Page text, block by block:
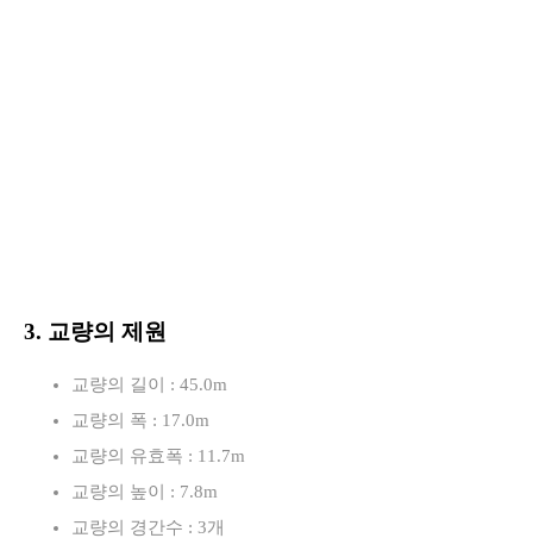
3. 교량의 제원
교량의 길이 : 45.0m
교량의 폭 : 17.0m
교량의 유효폭 : 11.7m
교량의 높이 : 7.8m
교량의 경간수 : 3개